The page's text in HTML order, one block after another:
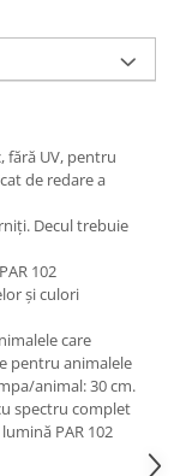
fără UV, pentru
de redare a
Decul trebuie
102
și culori
care
pentru animalele
animal: 30 cm.
spectru complet
PAR 102